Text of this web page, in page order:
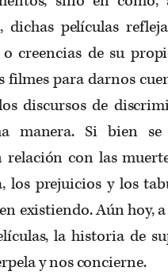
dichas películas
creencias de su
para darnos
discursos de
manera. Si bien se
con las
los prejuicios y los
existiendo. Aún hoy,
la historia de
y nos concierne.